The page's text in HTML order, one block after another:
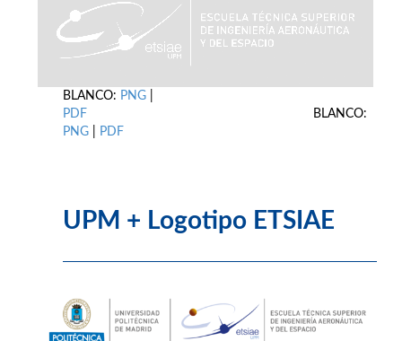
BLANCO: PNG
PDF BLANCO:
PNG
PDF
UPM + Logotipo ETSIAE